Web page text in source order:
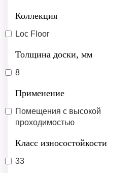
Коллекция
Loc Floor
Толщина доски, мм
8
Применение
Помещения с высокой
проходимостью
Класс износостойкости
33